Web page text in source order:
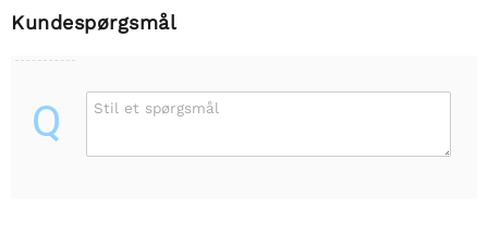
Kundespørgsmål
Q Stil et spørgsmål